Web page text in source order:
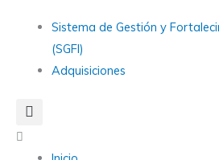
contenido
Main
Sistema de Gestión y
(SGFI)
Adquisiciones
Main